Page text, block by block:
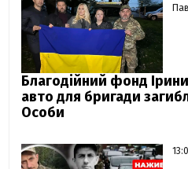
Благодійний фонд
авто для бригади
Особи